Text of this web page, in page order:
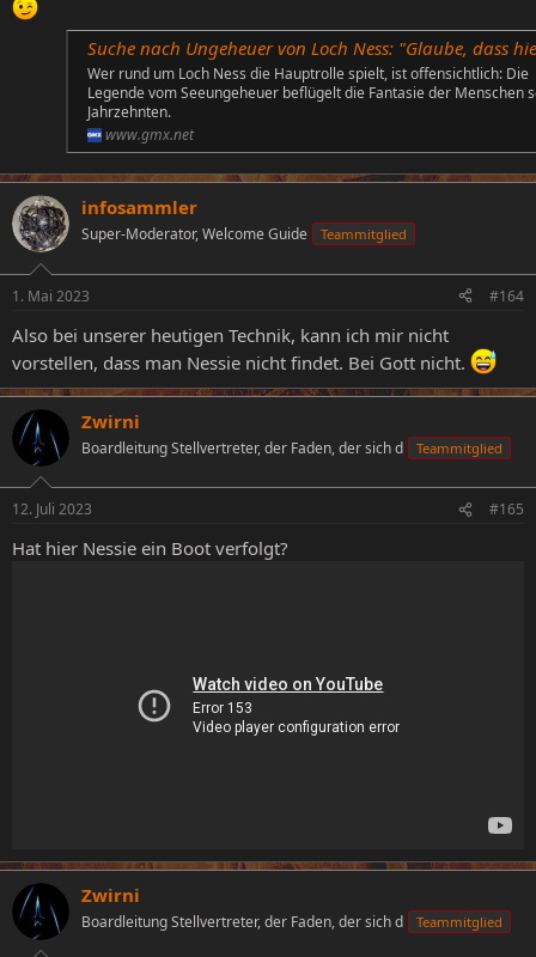
Suche nach Ungeheuer von Loch Ness: "Glaube, dass hier was drin
Wer rund um Loch Ness die Hauptrolle spielt, ist offensichtlich: Die
Legende vom Seeungeheuer beflügelt die Fantasie der Menschen
Jahrzehnten.
www.gmx.net
infosammler
Super-Moderator, Welcome Guide Teammitglied
1. Mai 2023 #164
Also bei unserer heutigen Technik, kann ich mir nicht
vorstellen, dass man Nessie nicht findet. Bei Gott nicht.
Zwirni
Boardleitung Stellvertreter, der Faden, der sich d Teammitglied
12. Juli 2023 #165
Hat hier Nessie ein Boot verfolgt?
Zwirni
Boardleitung Stellvertreter, der Faden, der sich d Teammitglied